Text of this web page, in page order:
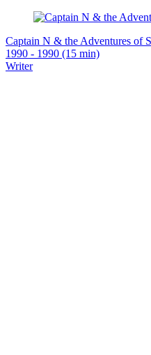
Captain N & the Adventures of
1990 - 1990 (15 min)
Writer